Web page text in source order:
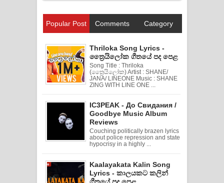
Popular Post Comments Category
Thriloka Song Lyrics -
ත්‍රෛයිලෝක ගීතයේ පද පෙළ
Song Title : Thriloka
(ත්‍රෛයිලෝක) Artist : SHANE/
JANA/ LINEONE Music : SHANE
ZING WITH LINE ONE ...
IC3PEAK - До Свидания /
Goodbye Music Album
Reviews
Couching politically brazen lyrics
about police repression and state
hypocrisy in a highly ...
Kaalayakata Kalin Song
Lyrics - කාලයකට කලින්
ගීතයේ පද පෙළ